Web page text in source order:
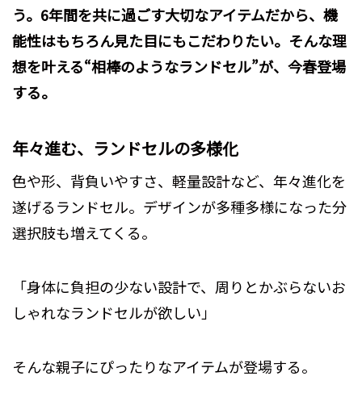
う。6年間を共に過ごす大切なアイテムだから、機
能性はもちろん見た目にもこだわりたい。そんな理
想を叶える“相棒のようなランドセル”が、今春登場
する。
年々進む、ランドセルの多様化
色や形、背負いやすさ、軽量設計など、年々進化を
遂げるランドセル。デザインが多種多様になった分
選択肢も増えてくる。
「身体に負担の少ない設計で、周りとかぶらないお
しゃれなランドセルが欲しい」
そんな親子にぴったりなアイテムが登場する。